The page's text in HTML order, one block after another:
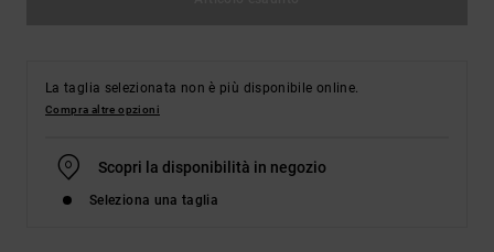
La taglia selezionata non è più disponibile online.
Compra altre opzioni
Scopri la disponibilità in negozio
Seleziona una taglia